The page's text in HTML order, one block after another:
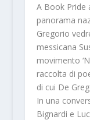
A Book Pride
panorama
Gregorio
messicana
movimento
raccolta di
di cui De
In una
Bignardi e